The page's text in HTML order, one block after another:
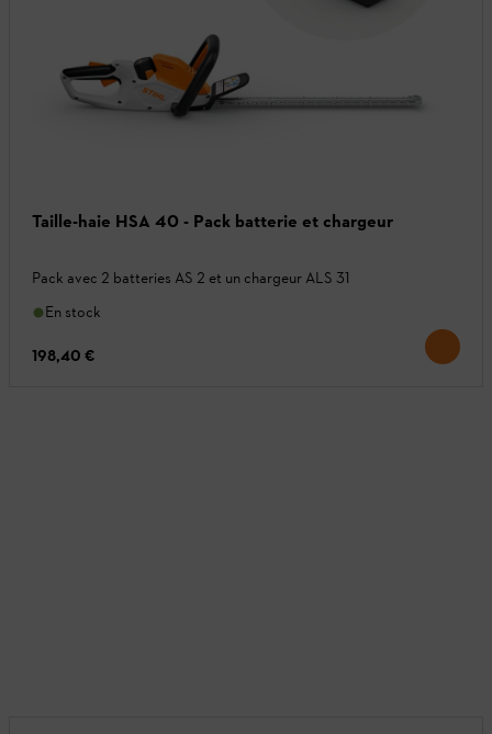
Taille-haie HSA 40 - Pack batterie et chargeur
Pack avec 2 batteries AS 2 et un chargeur ALS 31
En stock
198,40 €